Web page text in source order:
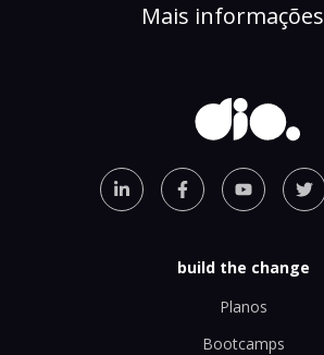
Mais informações
build the change
Planos
Bootcamps